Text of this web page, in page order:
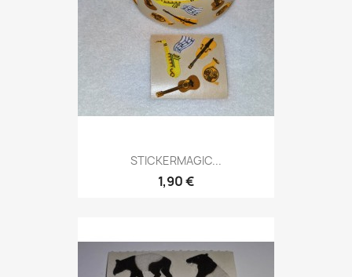
STICKERMAGIC...
1,90 €